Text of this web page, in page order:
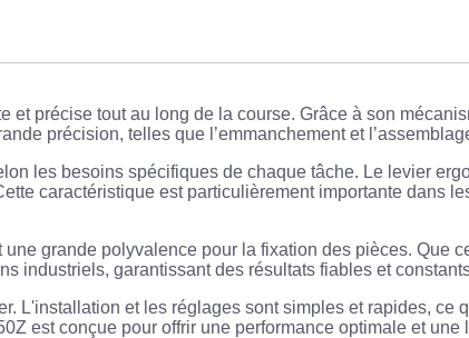
précise tout au long de la course. Grâce à son
précision, telles que l’emmanchement et
les besoins spécifiques de chaque tâche. Le levier
caractéristique est particulièrement importante dans
grande polyvalence pour la fixation des pièces. Que
industriels, garantissant des résultats fiables et
L'installation et les réglages sont simples et rapides, ce
est conçue pour offrir une performance optimale et